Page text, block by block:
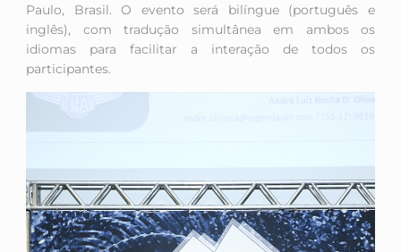
Paulo, Brasil. O evento será bilíngue (português e
inglês), com tradução simultânea em ambos os
idiomas para facilitar a interação de todos os
participantes.